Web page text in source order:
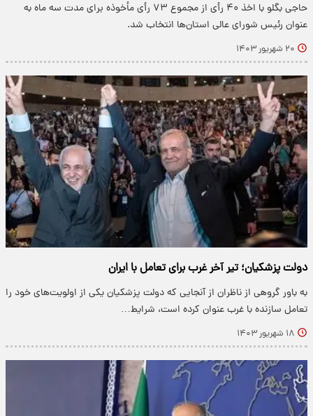
حاجی بگلو با اخذ ۴۰ رأی از مجموع ۷۳ رأی مأخوذه برای مدت سه ماه به
عنوان رئیس شورای عالی استان‌ها انتخاب شد.
۲۰ شهریور ۱۴۰۳
دولت پزشکیان؛ تیر آخر غرب برای تعامل با ایران
به باور گروهی از ناظران از آنجایی که دولت پزشکیان یکی از اولویت‌های خود را
تعامل سازنده با غرب عنوان کرده است، شرایط…
۱۸ شهریور ۱۴۰۳